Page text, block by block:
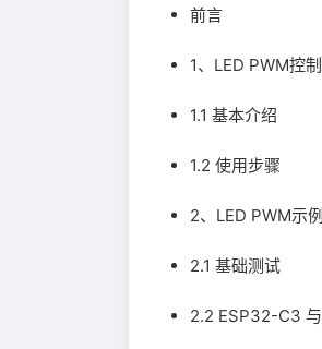
前言
1、LED PWM控
1.1 基本介绍
1.2 使用步骤
2、LED PWM示
2.1 基础测试
2.2 ESP32-C3